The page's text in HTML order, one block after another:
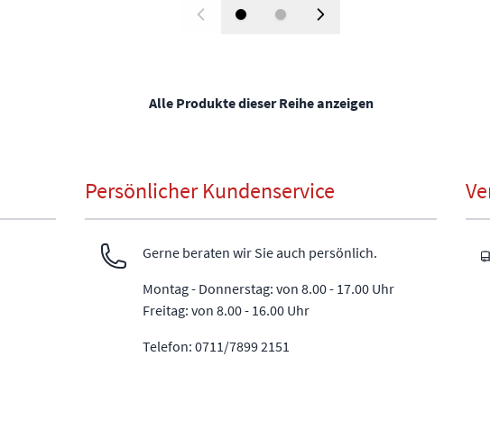
Alle Produkte dieser Reihe anzeigen
Persönlicher Kundenservice
Gerne beraten wir Sie auch persönlich.
Montag - Donnerstag: von 8.00 - 17.00 Uhr
Freitag: von 8.00 - 16.00 Uhr
Telefon: 0711/7899 2151